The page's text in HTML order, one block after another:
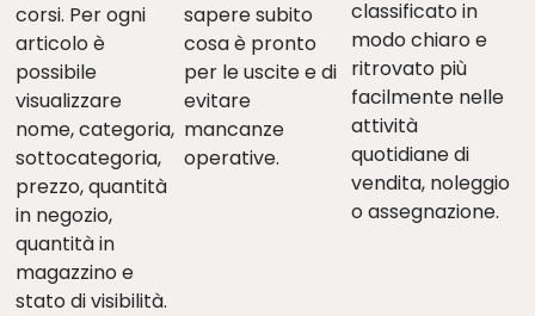
corsi. Per ogni
articolo è
possibile
visualizzare
nome, categoria,
sottocategoria,
prezzo, quantità
in negozio,
quantità in
magazzino e
stato di visibilità.
sapere subito
cosa è pronto
per le uscite e di
evitare
mancanze
operative.
classificato in
modo chiaro e
ritrovato più
facilmente nelle
attività
quotidiane di
vendita, noleggio
o assegnazione.